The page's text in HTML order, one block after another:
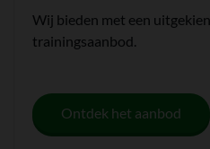
Wij bieden met een
trainingsaanbod.
Ontdek het aanbod